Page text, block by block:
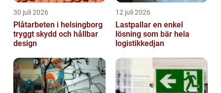
30 juli 2026
Plåtarbeten i helsingborg
tryggt skydd och hållbar
design
12 juli 2026
Lastpallar en enkel
lösning som bär hela
logistikkedjan